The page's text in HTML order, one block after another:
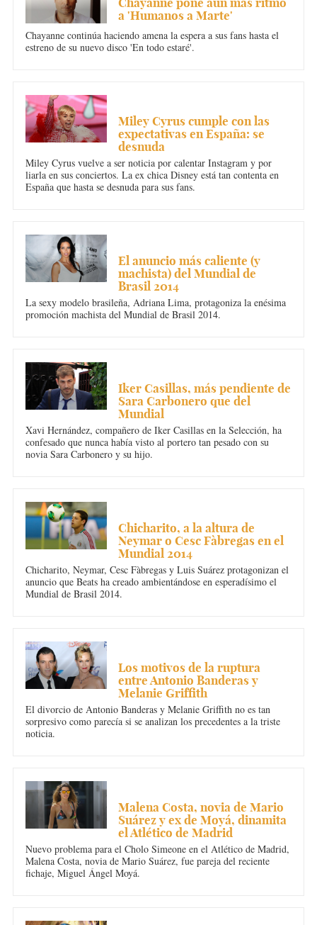
a 'Humanos a Marte'
Chayanne continúa haciendo amena la espera a sus fans hasta el
estreno de su nuevo disco 'En todo estaré'.
Miley Cyrus cumple con las
expectativas en España: se
desnuda
Miley Cyrus vuelve a ser noticia por calentar Instagram y por
liarla en sus conciertos. La ex chica Disney está tan contenta en
España que hasta se desnuda para sus fans.
El anuncio más caliente (y
machista) del Mundial de
Brasil 2014
La sexy modelo brasileña, Adriana Lima, protagoniza la enésima
promoción machista del Mundial de Brasil 2014.
Iker Casillas, más pendiente de
Sara Carbonero que del
Mundial
Xavi Hernández, compañero de Iker Casillas en la Selección, ha
confesado que nunca había visto al portero tan pesado con su
novia Sara Carbonero y su hijo.
Chicharito, a la altura de
Neymar o Cesc Fàbregas en el
Mundial 2014
Chicharito, Neymar, Cesc Fàbregas y Luis Suárez protagonizan el
anuncio que Beats ha creado ambientándose en esperadísimo el
Mundial de Brasil 2014.
Los motivos de la ruptura
entre Antonio Banderas y
Melanie Griffith
El divorcio de Antonio Banderas y Melanie Griffith no es tan
sorpresivo como parecía si se analizan los precedentes a la triste
noticia.
Malena Costa, novia de Mario
Suárez y ex de Moyá, dinamita
el Atlético de Madrid
Nuevo problema para el Cholo Simeone en el Atlético de Madrid,
Malena Costa, novia de Mario Suárez, fue pareja del reciente
fichaje, Miguel Ángel Moyá.